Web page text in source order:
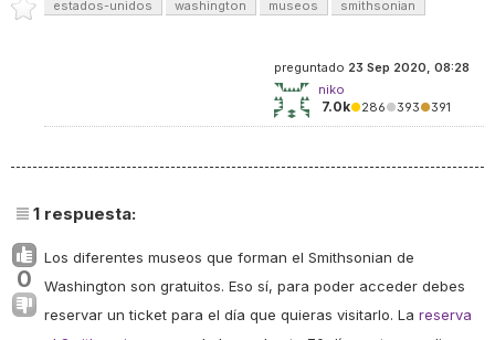
estados-unidos washington museos smithsonian
preguntado 23 Sep 2020, 08:28
niko
7.0k●286●393●391
1 respuesta:
0
Los diferentes museos que forman el Smithsonian de
Washington son gratuitos. Eso sí, para poder acceder debes
reservar un ticket para el día que quieras visitarlo. La reserva